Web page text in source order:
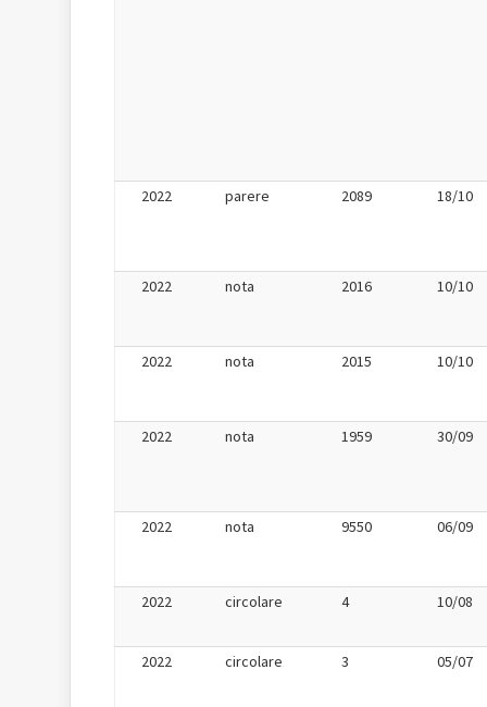
2022 parere 2089 18/10
2022 nota 2016 10/10
2022 nota 2015 10/10
2022 nota 1959 30/09
2022 nota 9550 06/09
2022 circolare 4 10/08
2022 circolare 3 05/07